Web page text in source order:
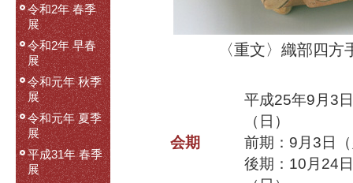
令和2年 春季
展
令和2年 早春
展
令和元年 秋季
展
令和元年 夏季
展
平成31年 春季
展
〈重文〉織部四
会期
平成25年9月3
（日）
前期：9月3日
後期：10月24